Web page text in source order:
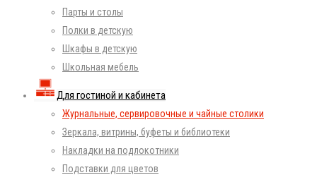
Парты и столы
Полки в детскую
Шкафы в детскую
Школьная мебель
Для гостиной и кабинета
Журнальные, сервировочные и чайные столики
Зеркала, витрины, буфеты и библиотеки
Накладки на подлокотники
Подставки для цветов